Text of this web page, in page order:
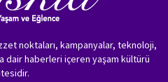
noktaları, kampanyalar, teknoloji,
haberleri içeren yaşam kültürü